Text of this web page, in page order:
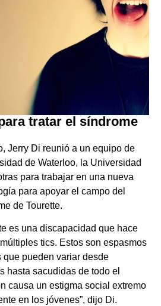
tratar el síndrome
Jerry Di reunió a un equipo de
de Waterloo, la Universidad
para trabajar en una nueva
para apoyar el campo del
de Tourette.
es una discapacidad que hace
tics. Estos son espasmos
que pueden variar desde
hasta sacudidas de todo el
causa un estigma social extremo
en los jóvenes”, dijo Di.